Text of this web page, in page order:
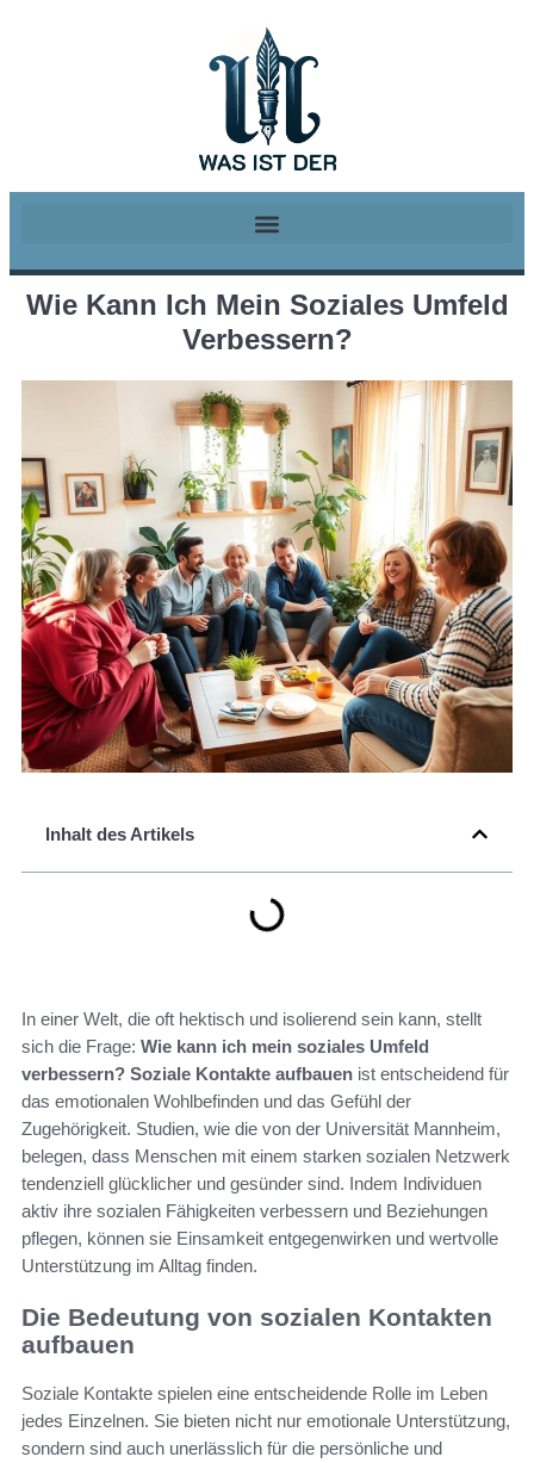
Wie Kann Ich Mein Soziales Umfeld
Verbessern?
Inhalt des Artikels
In einer Welt, die oft hektisch und isolierend sein kann, stellt
sich die Frage: Wie kann ich mein soziales Umfeld
verbessern? Soziale Kontakte aufbauen ist entscheidend für
das emotionalen Wohlbefinden und das Gefühl der
Zugehörigkeit. Studien, wie die von der Universität Mannheim,
belegen, dass Menschen mit einem starken sozialen Netzwerk
tendenziell glücklicher und gesünder sind. Indem Individuen
aktiv ihre sozialen Fähigkeiten verbessern und Beziehungen
pflegen, können sie Einsamkeit entgegenwirken und wertvolle
Unterstützung im Alltag finden.
Die Bedeutung von sozialen Kontakten
aufbauen
Soziale Kontakte spielen eine entscheidende Rolle im Leben
jedes Einzelnen. Sie bieten nicht nur emotionale Unterstützung,
sondern sind auch unerlässlich für die persönliche und